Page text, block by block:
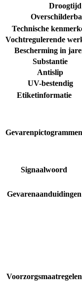
Droogtijd
Technische
Vochtregulerende
Bescherming in
Substantie
Antislip
UV-bestendig
Etiketinformatie
Gevarenpictogrammen
Signaalwoord
Gevarenaanduidingen
Voorzorgsmaatregelen